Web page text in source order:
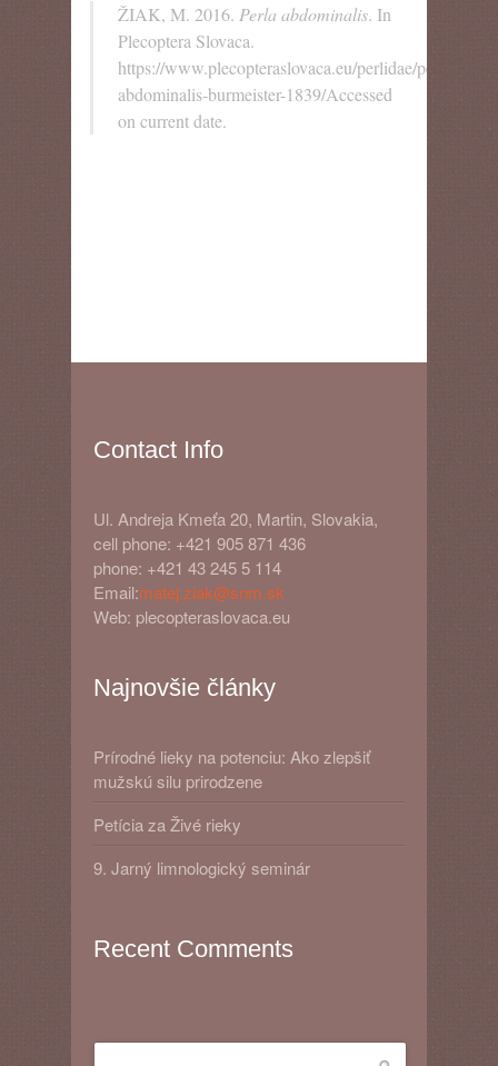
ŽIAK, M. 2016. Perla abdominalis. In
Plecoptera Slovaca.
https://www.plecopteraslovaca.eu/perlidae/perla/perla-
abdominalis-burmeister-1839/Accessed
on current date.
Contact Info
Ul. Andreja Kmeťa 20, Martin, Slovakia,
cell phone: +421 905 871 436
phone: +421 43 245 5 114
Email:matej.ziak@snm.sk
Web: plecopteraslovaca.eu
Najnovšie články
Prírodné lieky na potenciu: Ako zlepšiť
mužskú silu prirodzene
Petícia za Živé rieky
9. Jarný limnologický seminár
Recent Comments